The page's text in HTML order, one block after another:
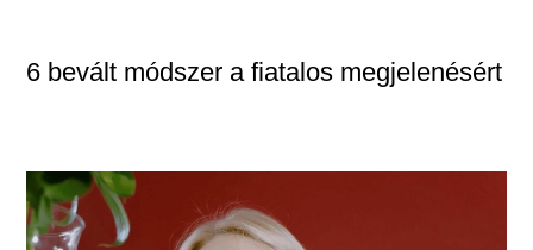
6 bevált módszer a fiatalos megjelenésért